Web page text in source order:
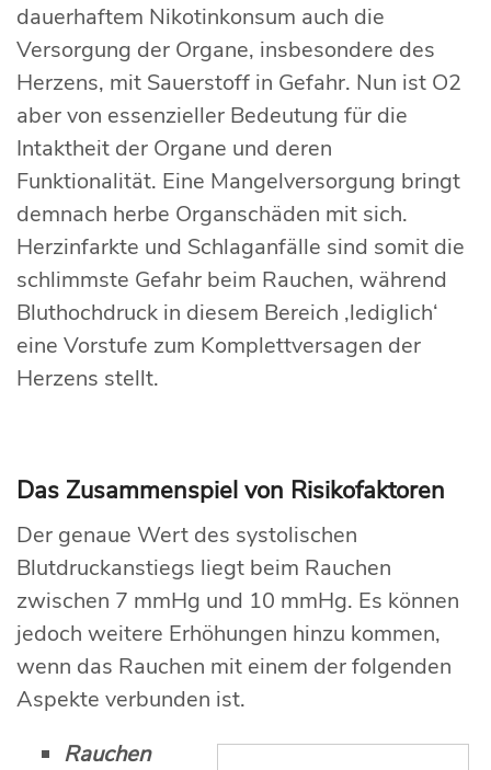
dauerhaftem Nikotinkonsum auch die
Versorgung der Organe, insbesondere des
Herzens, mit Sauerstoff in Gefahr. Nun ist O2
aber von essenzieller Bedeutung für die
Intaktheit der Organe und deren
Funktionalität. Eine Mangelversorgung bringt
demnach herbe Organschäden mit sich.
Herzinfarkte und Schlaganfälle sind somit die
schlimmste Gefahr beim Rauchen, während
Bluthochdruck in diesem Bereich ‚lediglich‘
eine Vorstufe zum Komplettversagen der
Herzens stellt.
Das Zusammenspiel von Risikofaktoren
Der genaue Wert des systolischen
Blutdruckanstiegs liegt beim Rauchen
zwischen 7 mmHg und 10 mmHg. Es können
jedoch weitere Erhöhungen hinzu kommen,
wenn das Rauchen mit einem der folgenden
Aspekte verbunden ist.
Rauchen